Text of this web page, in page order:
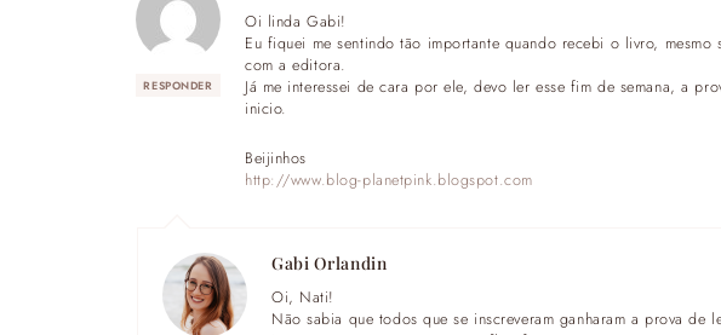
RESPONDER
Oi linda Gabi!
Eu fiquei me sentindo tão importante quando recebi o livro, mesmo
com a editora.
Já me interessei de cara por ele, devo ler esse fim de semana, a
inicio.
Beijinhos
http://www.blog-planetpink.blogspot.com
Gabi Orlandin
Oi, Nati!
Não sabia que todos que se inscreveram ganharam a prova de